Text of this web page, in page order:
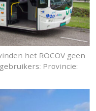
het ROCOV geen
Provincie: